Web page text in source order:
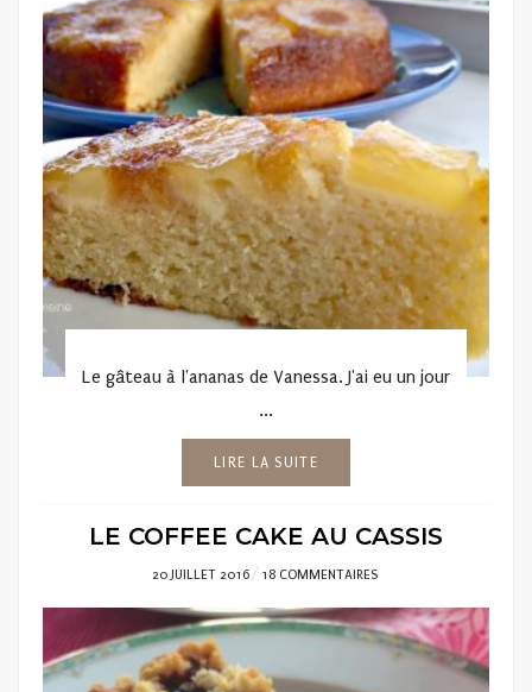
Le gâteau à l'ananas de Vanessa. J'ai eu un jour
...
LIRE LA SUITE
LE COFFEE CAKE AU CASSIS
POSTED
ON
20 JUILLET 2016 18 COMMENTAIRES